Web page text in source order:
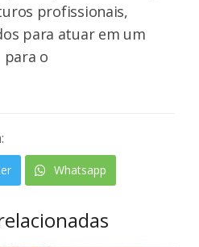
profissionais,
para atuar em um
para o
Whatsapp